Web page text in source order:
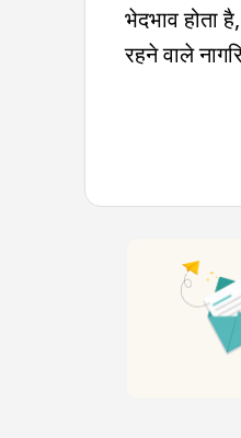
भेदभाव होता
रहने वाले